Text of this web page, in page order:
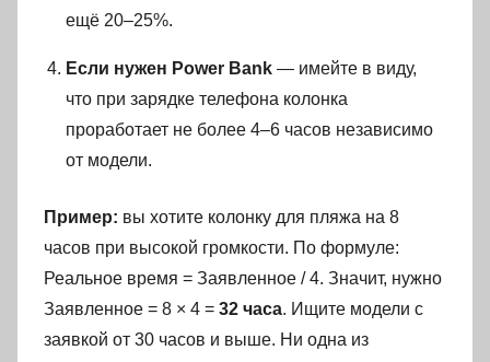
ещё 20–25%.
Если нужен Power Bank — имейте в виду,
что при зарядке телефона колонка
проработает не более 4–6 часов независимо
от модели.
Пример: вы хотите колонку для пляжа на 8
часов при высокой громкости. По формуле:
Реальное время = Заявленное / 4. Значит, нужно
Заявленное = 8 × 4 = 32 часа. Ищите модели с
заявкой от 30 часов и выше. Ни одна из